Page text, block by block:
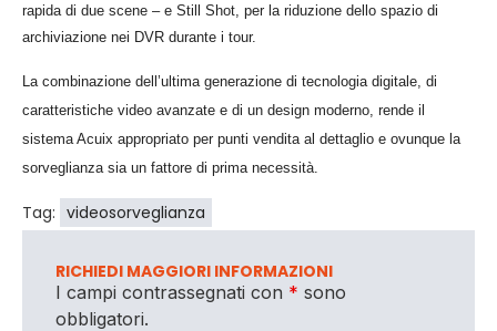
rapida di due scene – e Still Shot, per la riduzione dello spazio di
archiviazione nei DVR durante i tour.
La combinazione dell’ultima generazione di tecnologia digitale, di
caratteristiche video avanzate e di un design moderno, rende il
sistema Acuix appropriato per punti vendita al dettaglio e ovunque la
sorveglianza sia un fattore di prima necessità.
Tag: videosorveglianza
RICHIEDI MAGGIORI INFORMAZIONI
I campi contrassegnati con * sono
obbligatori.